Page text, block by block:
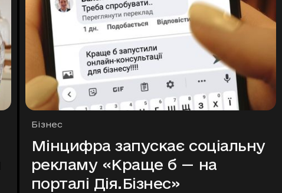
Рубрики
Бізнес
Мінцифра запускає соціальну
рекламу «Краще б — на
порталі Дія.Бізнес»